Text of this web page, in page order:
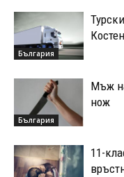
България
България
Мъж
нож
11-